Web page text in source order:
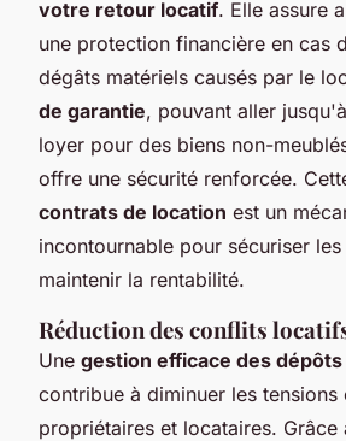
votre retour locatif. Elle assure
une protection financière en cas
dégâts matériels causés par le
de garantie, pouvant aller
loyer pour des biens non-
offre une sécurité renforcée.
contrats de location est un
incontournable pour sécuriser
maintenir la rentabilité.
Réduction des conflits
Une gestion efficace des
contribue à diminuer les tensions
propriétaires et locataires. Grâce